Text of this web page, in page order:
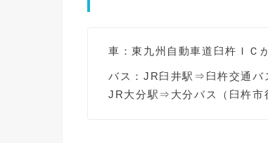
車：東九州自動車道臼杵ＩＣ
バス：JR臼井駅⇒臼杵交通
JR大分駅⇒大分バス（臼杵